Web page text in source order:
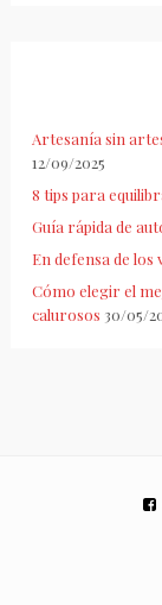
Artesanía sin
12/09/2025
8 tips para
Guía rápida de
En defensa de los
Cómo elegir el
calurosos 30/05/